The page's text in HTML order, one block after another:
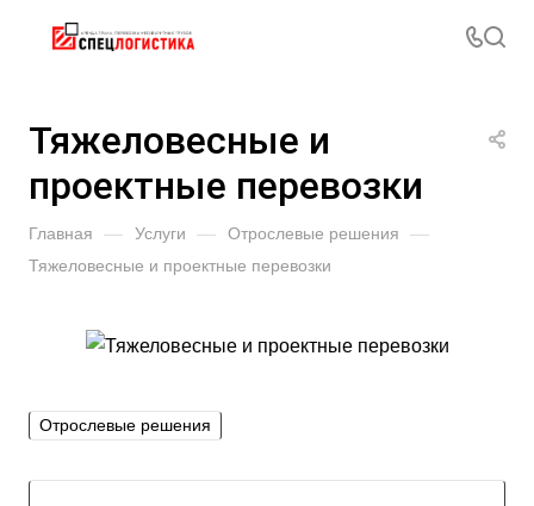
Тяжеловесные и
проектные перевозки
Главная — Услуги — Отрослевые решения —
Тяжеловесные и проектные перевозки
Отрослевые решения